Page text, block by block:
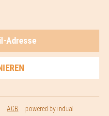
AGB powered by indual